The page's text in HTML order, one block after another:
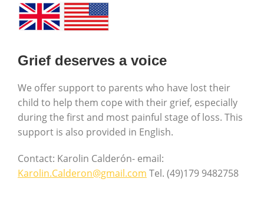
Grief deserves a voice
We offer support to parents who have lost their
child to help them cope with their grief, especially
during the first and most painful stage of loss. This
support is also provided in English.
Contact: Karolin Calderón- email:
Karolin.Calderon@gmail.com Tel. (49)179 9482758